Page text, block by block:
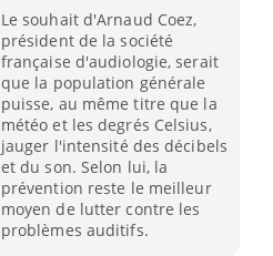
Le souhait d'Arnaud Coez,
président de la société
française d'audiologie, serait
que la population générale
puisse, au même titre que la
météo et les degrés Celsius,
jauger l'intensité des décibels
et du son. Selon lui, la
prévention reste le meilleur
moyen de lutter contre les
problèmes auditifs.